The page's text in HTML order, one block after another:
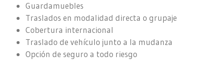
Guardamuebles
Traslados en modalidad directa o grupaje
Cobertura internacional
Traslado de vehículo junto a la mudanza
Opción de seguro a todo riesgo